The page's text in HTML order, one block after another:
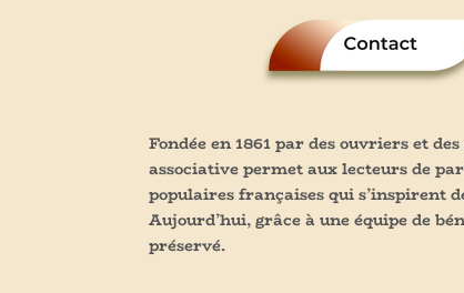
Fondée en 1861 par des ouvriers et
associative permet aux lecteurs de
populaires françaises qui s’inspirent
Aujourd’hui, grâce à une équipe de
préservé.